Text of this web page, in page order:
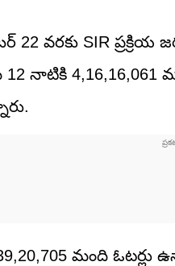
22 వరకు SIR
12 నాటికి 4,16,16,061
మంది ఓటర్లు